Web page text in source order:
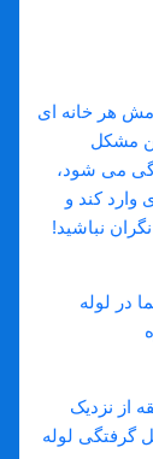
هر خانه‌ ای
مشکل
می ‌شود،
وارد کند و
نباشید!
در لوله
بازکنی دات کام در 15 دقیقه از نزدیک
گرفتگی لوله